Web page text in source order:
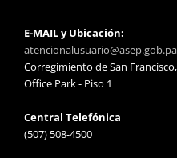
E-MAIL y Ubicación:
atencionalusuario@asep.gob.pa
Corregimiento de San
Office Park - Piso 1
Central Telefónica
(507) 508-4500